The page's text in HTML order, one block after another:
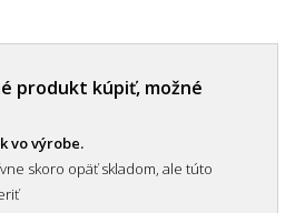
produkt kúpiť, možné
vo výrobe.
skoro opäť skladom, ale túto